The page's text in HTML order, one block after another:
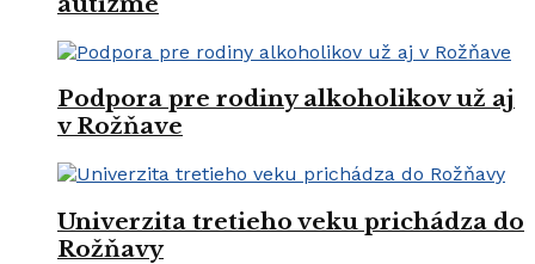
Podpora pre rodiny alkoholikov už aj
v Rožňave
Univerzita tretieho veku prichádza do
Rožňavy